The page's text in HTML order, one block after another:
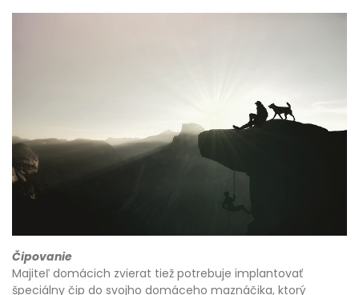
Čipovanie
Majiteľ domácich zvierat tiež potrebuje implantovať
špeciálny čip do svojho domáceho maznáčika, ktorý